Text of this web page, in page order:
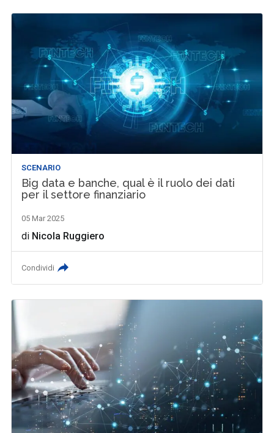
SCENARIO
Big data e banche, qual è il ruolo dei dati
per il settore finanziario
05 Mar 2025
di Nicola Ruggiero
Condividi